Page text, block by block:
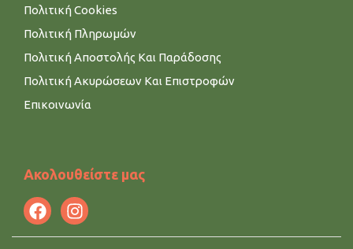
Πολιτική Cookies
Πολιτική Πληρωμών
Πολιτική Αποστολής Και Παράδοσης
Πολιτική Ακυρώσεων Και Επιστροφών
Επικοινωνία
Ακολουθείστε μας